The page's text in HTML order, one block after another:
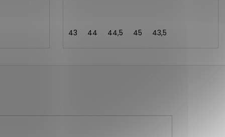
43 44 44,5 45 43,5